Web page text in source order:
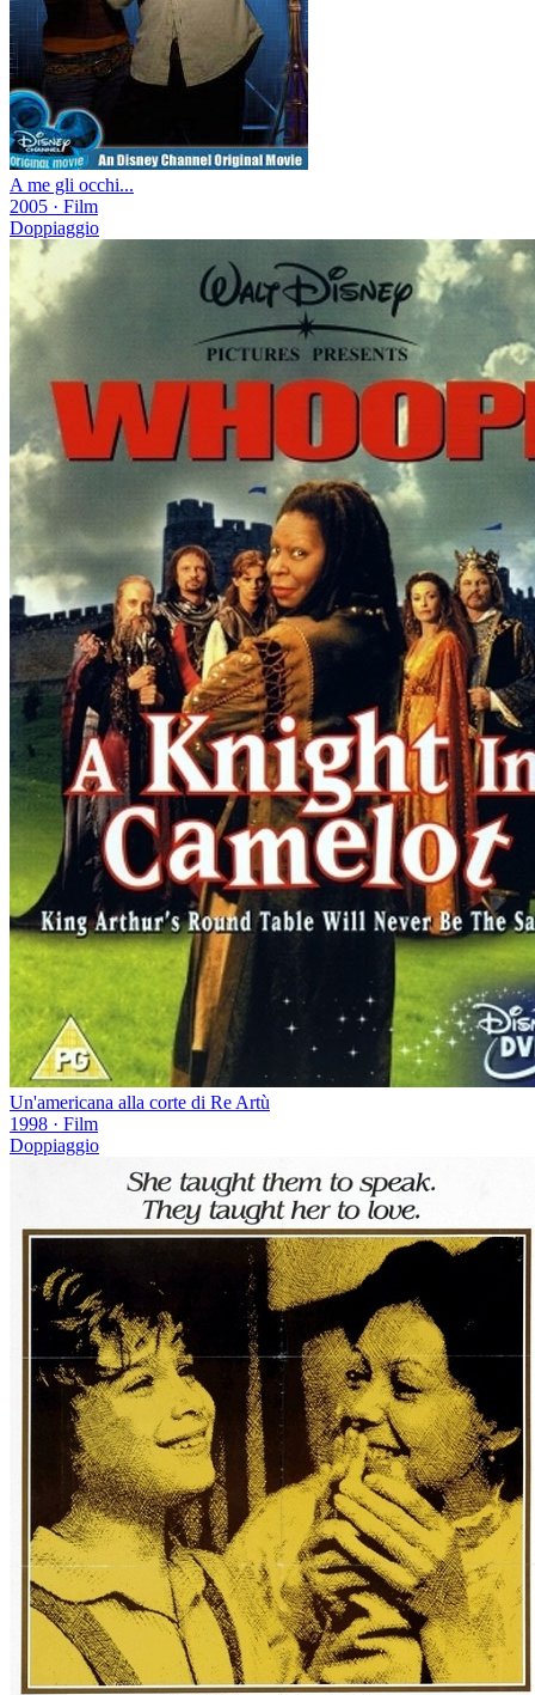
A me gli occhi...
2005 · Film
Doppiaggio
Un'americana alla corte di Re Artù
1998 · Film
Doppiaggio